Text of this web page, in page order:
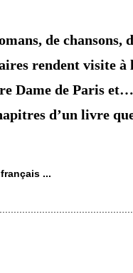
de chansons,
rendent visite à
Dame de Paris
d’un livre
...